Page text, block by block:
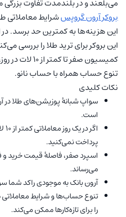
می‌بلعند و در بلندمدت تفاوت
بروکر آرون گروپسشرایط معاملاتی
این هزینه‌ها به کمترین حد برسد.
کمیسیون صفر تا
تنوع حساب همراه با حساب نانو.
نکات کلیدی
است.
پرداخت نمی‌کنید.
اسپرد صفر، فاصلهٔ قیمت خرید
می‌رساند.
آرون بانک به موجودی راکد شما
تنوع حساب‌ها و شرایط معاملاتی
را برای تازه‌کارها ممکن می‌کند.